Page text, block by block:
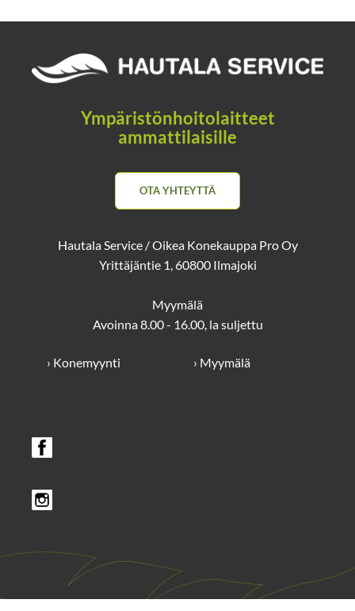
Ympäristönhoitolaitteet
ammattilaisille
OTA YHTEYTTÄ
Hautala Service / Oikea Konekauppa Pro Oy
Yrittäjäntie 1, 60800 Ilmajoki
Myymälä
Avoinna 8.00 - 16.00, la suljettu
› Konemyynti › Myymälä